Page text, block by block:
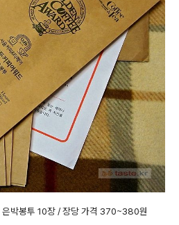
박봉투 10장 / 장당 가격 370~380원